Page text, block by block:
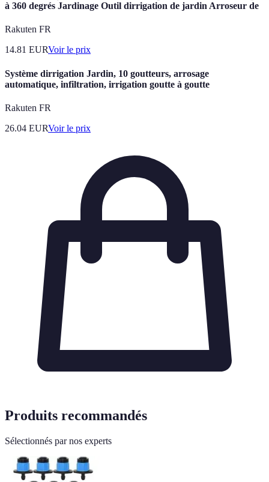
à 360 degrés Jardinage Outil dirrigation de jardin Arroseur de
Rakuten FR
14.81 EURVoir le prix
Système dirrigation Jardin, 10 goutteurs, arrosage
automatique, infiltration, irrigation goutte à goutte
Rakuten FR
26.04 EURVoir le prix
Produits recommandés
Sélectionnés par nos experts